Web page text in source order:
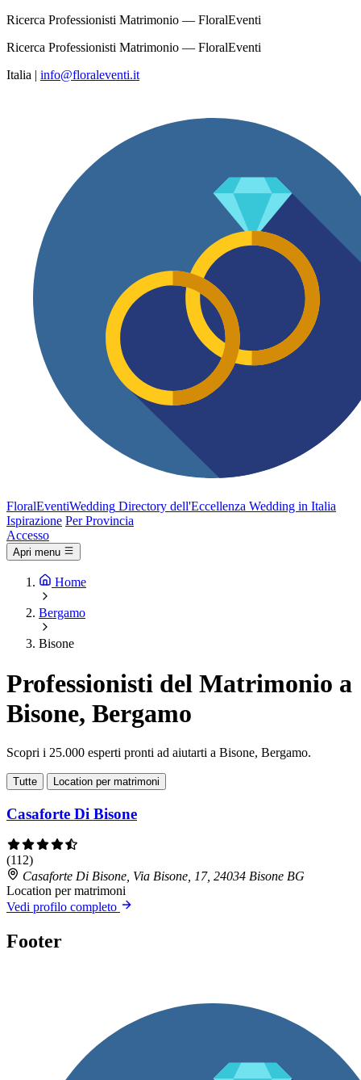
Ricerca Professionisti Matrimonio — FloralEventi
Ricerca Professionisti Matrimonio — FloralEventi
Italia | info@floraleventi.it
FloralEventiWedding Directory dell'Eccellenza Wedding in Italia
Ispirazione Per Provincia
Accesso
Apri menu
Home
Bergamo
Bisone
Professionisti del Matrimonio a
Bisone, Bergamo
Scopri i 25.000 esperti pronti ad aiutarti a Bisone, Bergamo.
Tutte Location per matrimoni
Casaforte Di Bisone
(112)
Casaforte Di Bisone, Via Bisone, 17, 24034 Bisone BG
Location per matrimoni
Vedi profilo completo
Footer